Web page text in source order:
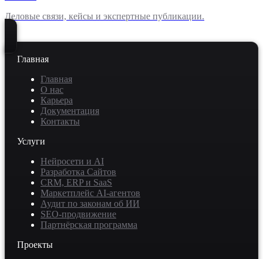
Деловые связи, кейсы и экспертные публикации.
Главная
Главная
О нас
Карьера
Документация
Контакты
Услуги
Нейросети и AI
Разработка Сайтов
CRM, ERP и SaaS
Маркетплейс AI-агентов
Аудит по законам об ИИ
SEO-продвижение
Партнёрская программа
Проекты